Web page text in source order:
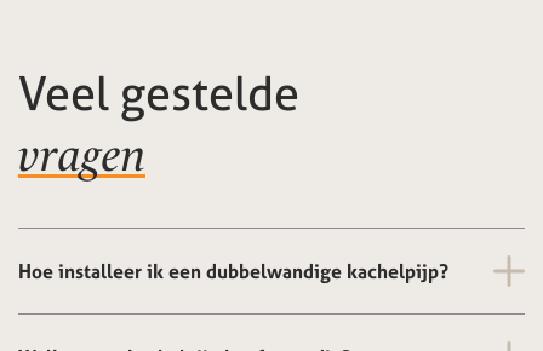
Veel gestelde
vragen
Hoe installeer ik een dubbelwandige kachelpijp?